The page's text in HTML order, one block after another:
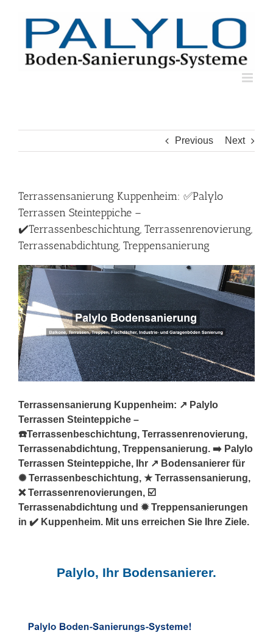
Previous Next
Terrassensanierung Kuppenheim: ✅Palylo
Terrassen Steinteppiche –
✔️Terrassenbeschichtung, Terrassenrenovierung,
Terrassenabdichtung, Treppensanierung
Terrassensanierung Kuppenheim: ↗️ Palylo
Terrassen Steinteppiche –
☎️Terrassenbeschichtung, Terrassenrenovierung,
Terrassenabdichtung, Treppensanierung. ➡️ Palylo
Terrassen Steinteppiche, Ihr ↗️ Bodensanierer für
✺ Terrassenbeschichtung, ★ Terrassensanierung,
❌ Terrassenrenovierungen, ☑️
Terrassenabdichtung und ✹ Treppensanierungen
in ✔️ Kuppenheim. Mit uns erreichen Sie Ihre Ziele.
Palylo, Ihr Bodensanierer.